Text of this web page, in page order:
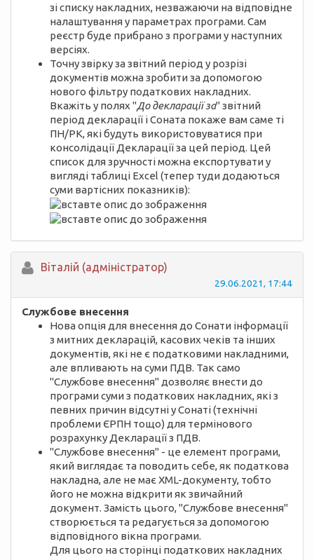
зі списку накладних, незважаючи на відповідне
налаштування у параметрах програми. Сам
реєстр буде прибрано з програми у наступних
версіях.
Точну звірку за звітний період у розрізі
документів можна зробити за допомогою
нового фільтру податкових накладних.
Вкажіть у полях "До декларації за" звітний
період декларації і Соната покаже вам саме ті
ПН/РК, які будуть використовуватися при
консолідації Декларації за цей період. Цей
список для зручності можна експортувати у
вигляді таблиці Excel (тепер туди додаються
суми вартісних показників):
Вiталій (адміністратор)
29.06.2021, 17:44
Службове внесення
Нова опція для внесення до Сонати інформації
з митних декларацій, касових чеків та інших
документів, які не є податковими накладними,
але впливають на суми ПДВ. Так само
"Службове внесення" дозволяє внести до
програми суми з податкових накладних, які з
певних причин відсутні у Сонаті (технічні
проблеми ЄРПН тощо) для термінового
розрахунку Декларації з ПДВ.
"Службове внесення" - це елемент програми,
який виглядає та поводить себе, як податкова
накладна, але не має XML-документу, тобто
його не можна відкрити як звичайний
документ. Замість цього, "Службове внесення"
створюється та редагується за допомогою
відповідного вікна програми.
Для цього на сторінці податкових накладних